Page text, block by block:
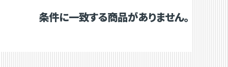
条件に一致する商品がありません。